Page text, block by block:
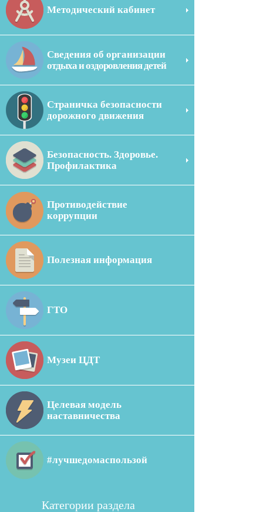
Методический кабинет
Сведения об организации
отдыха и оздоровления детей
Страничка безопасности
дорожного движения
Безопасность. Здоровье.
Профилактика
Противодействие
коррупции
Полезная информация
ГТО
Музеи ЦДТ
Целевая модель
наставничества
#лучшедомаспользой
Категории раздела